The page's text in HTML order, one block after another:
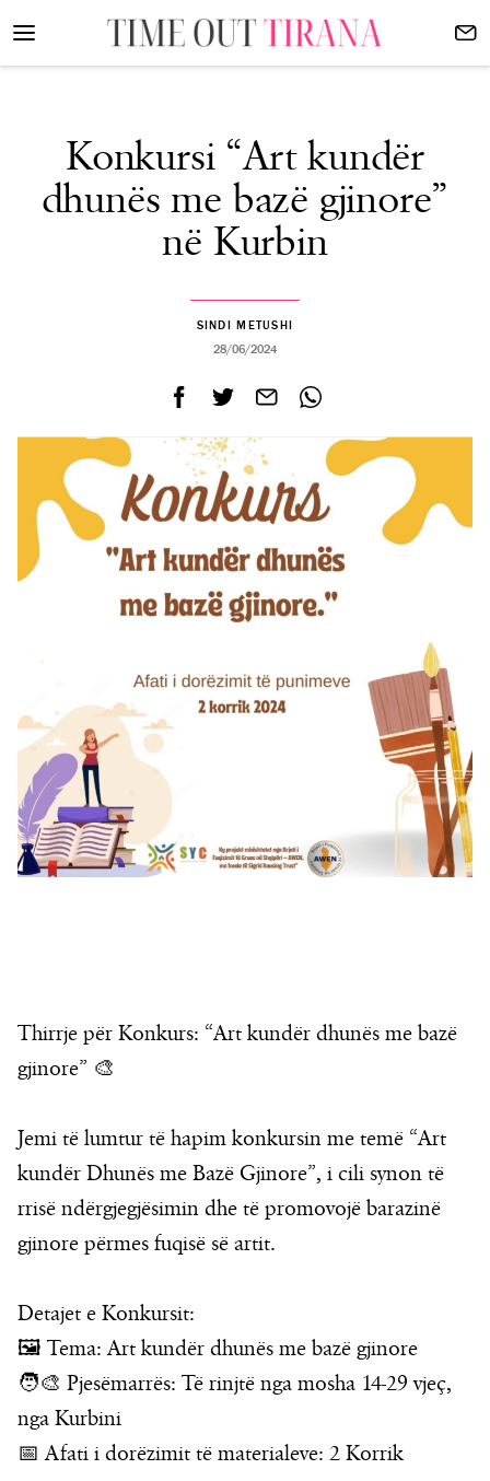
Konkursi “Art kundër
dhunës me bazë gjinore”
në Kurbin
SINDI METUSHI
28/06/2024
Thirrje për Konkurs: “Art kundër dhunës me bazë
gjinore” 🎨
Jemi të lumtur të hapim konkursin me temë “Art
kundër Dhunës me Bazë Gjinore”, i cili synon të
rrisë ndërgjegjësimin dhe të promovojë barazinë
gjinore përmes fuqisë së artit.
Detajet e Konkursit:
🖼️ Tema: Art kundër dhunës me bazë gjinore
🧑‍🎨 Pjesëmarrës: Të rinjtë nga mosha 14-29 vjeç,
nga Kurbini
📅 Afati i dorëzimit të materialeve: 2 Korrik